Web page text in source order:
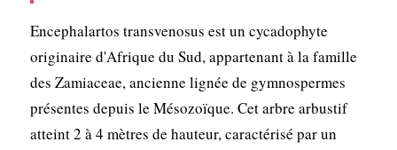
Encephalartos transvenosus est un cycadophyte
originaire d'Afrique du Sud, appartenant à la famille
des Zamiaceae, ancienne lignée de gymnospermes
présentes depuis le Mésozoïque. Cet arbre arbustif
atteint 2 à 4 mètres de hauteur, caractérisé par un